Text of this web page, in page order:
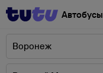
Автобусы